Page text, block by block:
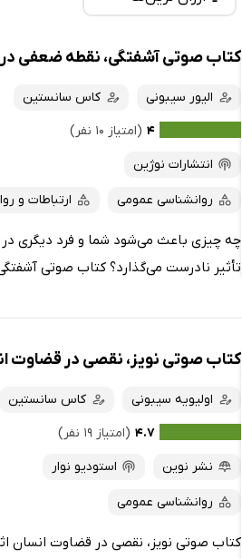
تازه‌ها
داغ‌ترین‌ها
پربحث‌ها
ارزان ترین‌ها
کتاب صوتی آشفتگی، نقطه ضعفی
الیور سیبونی
کاس سانستین
۴ (امتیاز ۱۰ نفر)
انتشارات نوژین
روانشناسی عمومی ارتباطات و
چه چیزی باعث می‌شود شما و فرد دیگری
تأثیر نادرست می‌گذارد؟ کتاب صوتی
کتاب صوتی نویز، نقصی در قضاوت
اولیویه سیبونی
کاس سانستین
۴.۷ (امتیاز ۱۹ نفر)
نشر نوین
استودیو نوار
روانشناسی عمومی
کتاب صوتی نویز، نقصی در قضاوت انسان